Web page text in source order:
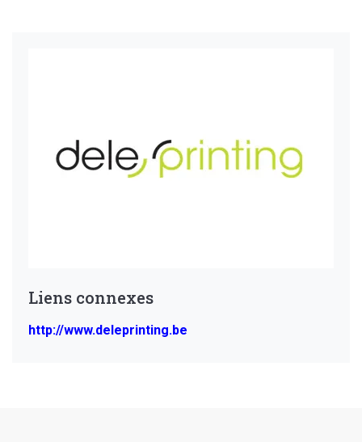
Liens connexes
http://www.deleprinting.be